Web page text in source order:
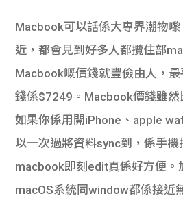
Macbook可以話係大專界潮物
近，都會見到好多人都攬住部
Macbook嘅價錢就豐儉由人，
錢係$7249。Macbook價錢雖
如果你係用開iPhone、apple
以一次過將資料sync到，係手
macbook即刻edit真係好方便。
macOS系統同window都係接近